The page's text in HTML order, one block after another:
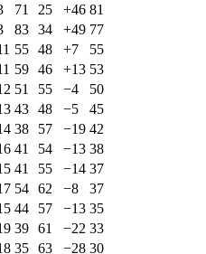
71 25 +46 81
83 34 +49 77
55 48 +7
55
59 46 +13 53
51 55 −4
50
43 48 −5
45
38 57 −19 42
41 54 −13 38
41 55 −14 37
54 62 −8
37
44 57 −13 35
39 61 −22 33
35 63 −28 30